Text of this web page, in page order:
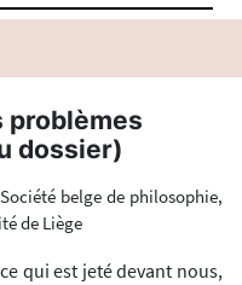
problèmes
dossier)
belge de philosophie,
de Liège
qui est jeté devant nous,